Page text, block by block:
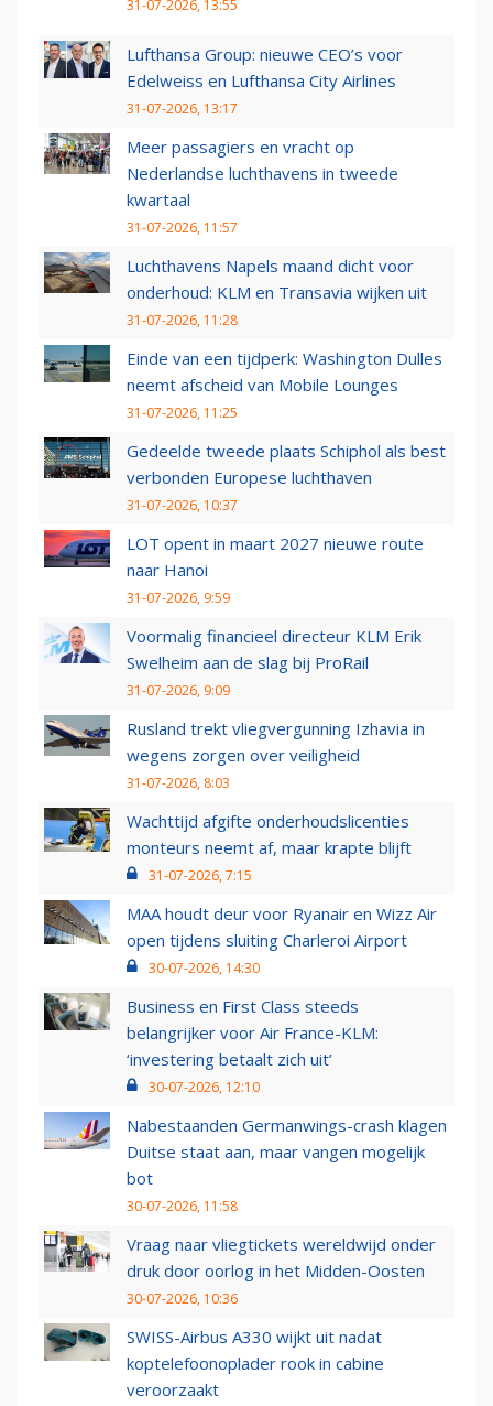
31-07-2026, 13:55
Lufthansa Group: nieuwe CEO’s voor
Edelweiss en Lufthansa City Airlines
31-07-2026, 13:17
Meer passagiers en vracht op
Nederlandse luchthavens in tweede
kwartaal
31-07-2026, 11:57
Luchthavens Napels maand dicht voor
onderhoud: KLM en Transavia wijken uit
31-07-2026, 11:28
Einde van een tijdperk: Washington Dulles
neemt afscheid van Mobile Lounges
31-07-2026, 11:25
Gedeelde tweede plaats Schiphol als best
verbonden Europese luchthaven
31-07-2026, 10:37
LOT opent in maart 2027 nieuwe route
naar Hanoi
31-07-2026, 9:59
Voormalig financieel directeur KLM Erik
Swelheim aan de slag bij ProRail
31-07-2026, 9:09
Rusland trekt vliegvergunning Izhavia in
wegens zorgen over veiligheid
31-07-2026, 8:03
Wachttijd afgifte onderhoudslicenties
monteurs neemt af, maar krapte blijft
31-07-2026, 7:15
MAA houdt deur voor Ryanair en Wizz Air
open tijdens sluiting Charleroi Airport
30-07-2026, 14:30
Business en First Class steeds
belangrijker voor Air France-KLM:
‘investering betaalt zich uit’
30-07-2026, 12:10
Nabestaanden Germanwings-crash klagen
Duitse staat aan, maar vangen mogelijk
bot
30-07-2026, 11:58
Vraag naar vliegtickets wereldwijd onder
druk door oorlog in het Midden-Oosten
30-07-2026, 10:36
SWISS-Airbus A330 wijkt uit nadat
koptelefoonoplader rook in cabine
veroorzaakt